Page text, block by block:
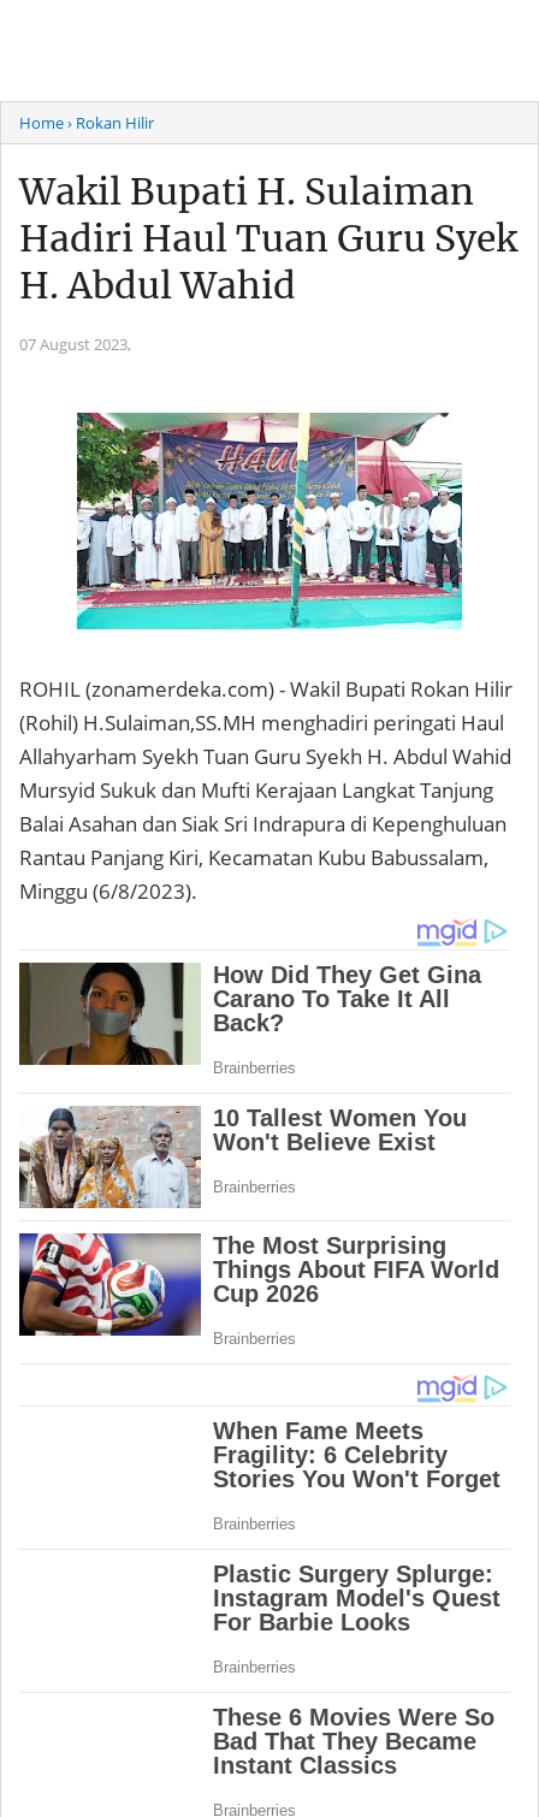
Home› Rokan Hilir
Wakil Bupati H. Sulaiman
Hadiri Haul Tuan Guru Syek
H. Abdul Wahid
07 August 2023,
ROHIL (zonamerdeka.com) - Wakil Bupati Rokan Hilir
(Rohil) H.Sulaiman,SS.MH menghadiri peringati Haul
Allahyarham Syekh Tuan Guru Syekh H. Abdul Wahid
Mursyid Sukuk dan Mufti Kerajaan Langkat Tanjung
Balai Asahan dan Siak Sri Indrapura di Kepenghuluan
Rantau Panjang Kiri, Kecamatan Kubu Babussalam,
Minggu (6/8/2023).